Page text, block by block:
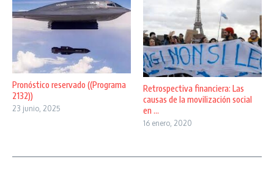
Pronóstico reservado ((Programa
2132))
23 junio, 2025
Retrospectiva financiera: Las
causas de la movilización social
en ...
16 enero, 2020